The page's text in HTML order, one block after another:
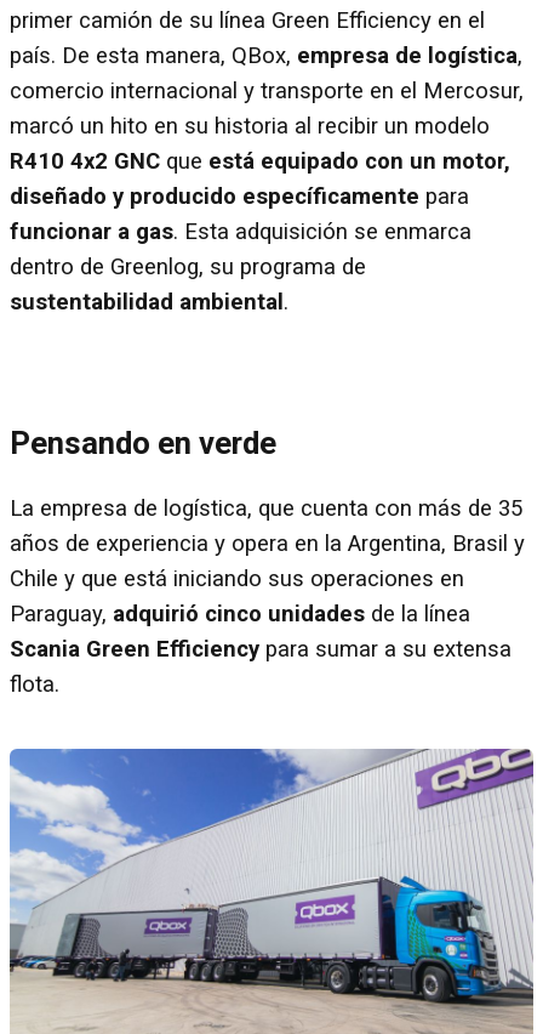
primer camión de su línea Green Efficiency en el
país. De esta manera, QBox, empresa de logística,
comercio internacional y transporte en el Mercosur,
marcó un hito en su historia al recibir un modelo
R410 4x2 GNC que está equipado con un motor,
diseñado y producido específicamente para
funcionar a gas. Esta adquisición se enmarca
dentro de Greenlog, su programa de
sustentabilidad ambiental .
Pensando en verde
La empresa de logística, que cuenta con más de 35
años de experiencia y opera en la Argentina, Brasil y
Chile y que está iniciando sus operaciones en
Paraguay, adquirió cinco unidades de la línea
Scania Green Efficiency para sumar a su extensa
flota.